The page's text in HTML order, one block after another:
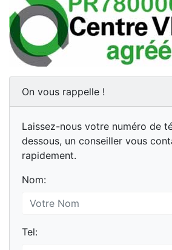
On vous rappelle !
Laissez-nous votre numéro de
dessous, un conseiller vous
rapidement.
Nom:
Tel: